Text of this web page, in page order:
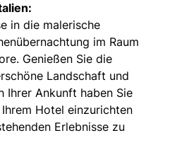
in die malerische
im Raum
Genießen Sie die
Landschaft und
Ihrer Ankunft haben Sie
Hotel einzurichten
Erlebnisse zu